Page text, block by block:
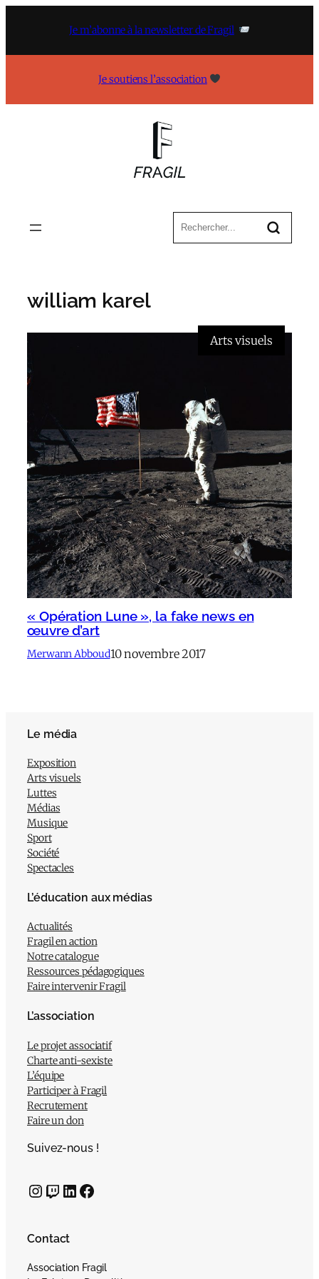
Je m’abonne à la newsletter de Fragil
Je soutiens l’association
william karel
Arts visuels
« Opération Lune », la fake news en
œuvre d’art
Merwann Abboud10 novembre 2017
Le média
Exposition
Arts visuels
Luttes
Médias
Musique
Sport
Société
Spectacles
L’éducation aux médias
Actualités
Fragil en action
Notre catalogue
Ressources pédagogiques
Faire intervenir Fragil
L’association
Le projet associatif
Charte anti-sexiste
L’équipe
Participer à Fragil
Recrutement
Faire un don
Suivez-nous !
InstagramTwitch LinkedIn Facebook
Contact
Association Fragil